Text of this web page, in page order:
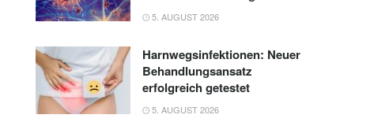
5. AUGUST 2026
Harnwegsinfektionen: Neuer
Behandlungsansatz
erfolgreich getestet
5. AUGUST 2026